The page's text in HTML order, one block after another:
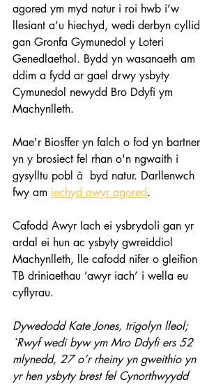
agored ym myd natur i roi hwb i’w
llesiant a’u hiechyd, wedi derbyn cyllid
gan Gronfa Gymunedol y Loteri
Genedlaethol. Bydd yn wasanaeth am
ddim a fydd ar gael drwy ysbyty
Cymunedol newydd Bro Ddyfi ym
Machynlleth.
Mae'r Biosffer yn falch o fod yn bartner
yn y brosiect fel rhan o'n ngwaith i
gysylltu pobl â byd natur. Darllenwch
fwy am iechyd awyr agored.
Cafodd Awyr Iach ei ysbrydoli gan yr
ardal ei hun ac ysbyty gwreiddiol
Machynlleth, lle cafodd nifer o gleifion
TB driniaethau ’awyr iach’ i wella eu
cyflyrau.
Dywedodd Kate Jones, trigolyn lleol;
`Rwyf wedi byw ym Mro Ddyfi ers 52
mlynedd, 27 o’r rheiny yn gweithio yn
yr hen ysbyty brest fel Cynorthwyydd